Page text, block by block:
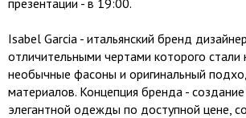
презентации - в 19:00.
Isabel Garcia - итальянский бренд
отличительными чертами которого
необычные фасоны и оригинальный
материалов. Концепция бренда -
элегантной одежды по доступной цене,